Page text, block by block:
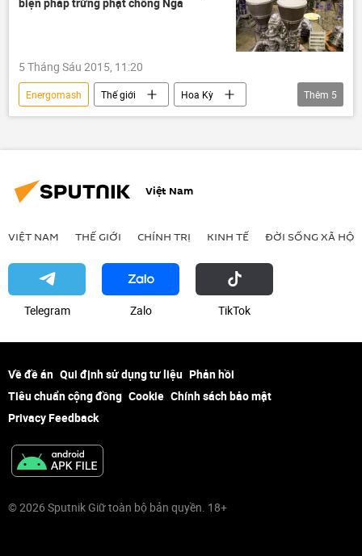
5 Tháng Sáu 2015, 11:20
Energomash Thế giới
Hoa Kỳ
Ashton Carter
Lầu Năm Góc
Thêm 5
Việt Nam
VIỆT NAM THẾ GIỚI CHÍNH TRỊ KINH TẾ ĐỜI SỐNG XÃ HỘI
Telegram Zalo ТikТоk
Về đề án Qui định sử dụng tư liệu Phản hồi
Tiêu chuẩn cộng đồng Cookie Chính sách bảo mật
Privacy Feedback
© 2026 Sputnik Giữ toàn bộ bản quyền. 18+